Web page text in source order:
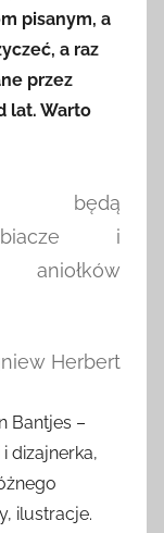
pisanym, a
a raz
przez
lat. Warto
będą
i
Herbert
Bantjes –
dizajnerka,
ilustracje.